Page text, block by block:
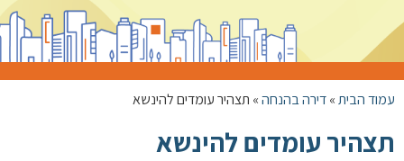
עמוד הבית»דירה בהנחה» תצהיר עומדים להינשא
תצהיר עומדים להינשא